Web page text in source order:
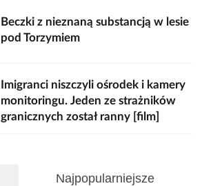
Beczki z nieznaną substancją w lesie
pod Torzymiem
Imigranci niszczyli ośrodek i kamery
monitoringu. Jeden ze strażników
granicznych został ranny [film]
Najpopularniejsze